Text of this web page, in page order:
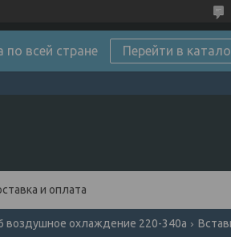
всей стране Перейти в
и оплата
воздушное охлаждение 220-340а